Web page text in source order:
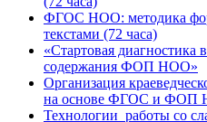
ФГОС НОО: методика
текстами (72 часа)
«Стартовая диагностика
содержания ФОП НОО»
Организация
на основе ФГОС и ФОП
Технологии работы со